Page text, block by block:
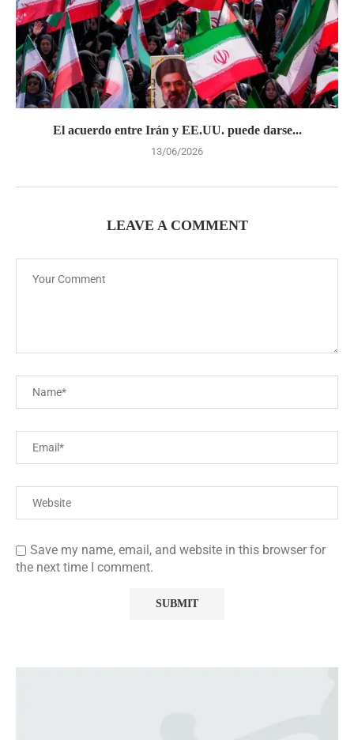
El acuerdo entre Irán y EE.UU. puede darse...
13/06/2026
LEAVE A COMMENT
Save my name, email, and website in this browser for
the next time I comment.